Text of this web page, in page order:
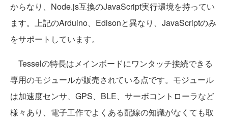
からなり、Node.js互換のJavaScript実行環境を持ってい
ます。上記のArduino、Edisonと異なり、JavaScriptのみ
をサポートしています。
Tesselの特長はメインボードにワンタッチ接続できる
専用のモジュールが販売されている点です。モジュール
は加速度センサ、GPS、BLE、サーボコントローラなど
様々あり、電子工作でよくある配線の知識がなくても取